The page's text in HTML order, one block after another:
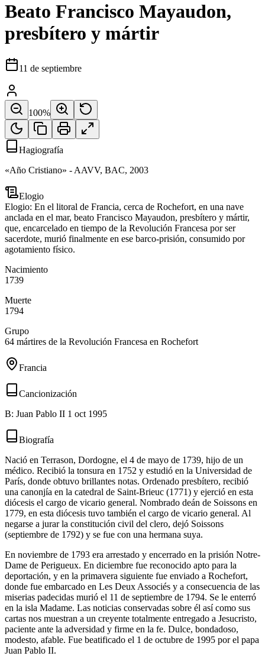
Beato Francisco Mayaudon,
presbítero y mártir
11 de septiembre
100%
Hagiografía
«Año Cristiano» - AAVV, BAC, 2003
Elogio
Elogio: En el litoral de Francia, cerca de Rochefort, en una nave
anclada en el mar, beato Francisco Mayaudon, presbítero y mártir,
que, encarcelado en tiempo de la Revolución Francesa por ser
sacerdote, murió finalmente en ese barco-prisión, consumido por
agotamiento físico.
Nacimiento
1739
Muerte
1794
Grupo
64 mártires de la Revolución Francesa en Rochefort
Francia
Cancionización
B: Juan Pablo II 1 oct 1995
Biografía
Nació en Terrason, Dordogne, el 4 de mayo de 1739, hijo de un
médico. Recibió la tonsura en 1752 y estudió en la Universidad de
París, donde obtuvo brillantes notas. Ordenado presbítero, recibió
una canonjía en la catedral de Saint-Brieuc (1771) y ejerció en esta
diócesis el cargo de vicario general. Nombrado deán de Soissons en
1779, en esta diócesis tuvo también el cargo de vicario general. Al
negarse a jurar la constitución civil del clero, dejó Soissons
(septiembre de 1792) y se fue con una hermana suya.
En noviembre de 1793 era arrestado y encerrado en la prisión Notre-
Dame de Perigueux. En diciembre fue reconocido apto para la
deportación, y en la primavera siguiente fue enviado a Rochefort,
donde fue embarcado en Les Deux Associés y a consecuencia de las
miserias padecidas murió el 11 de septiembre de 1794. Se le enterró
en la isla Madame. Las noticias conservadas sobre él así como sus
cartas nos muestran a un creyente totalmente entregado a Jesucristo,
paciente ante la adversidad y firme en la fe. Dulce, bondadoso,
modesto, afable. Fue beatificado el 1 de octubre de 1995 por el papa
Juan Pablo II.